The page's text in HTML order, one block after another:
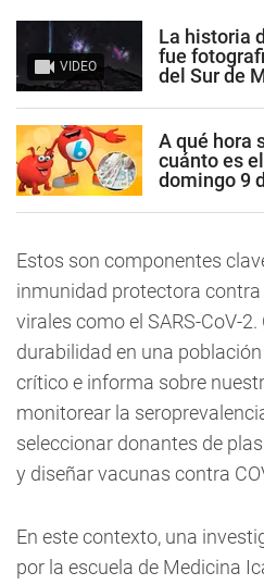
VIDEO
La historia
fue
del Sur de
A qué hora
cuánto es
domingo 9
Estos son componentes
inmunidad protectora
virales como el SARS-CoV-
durabilidad en una
crítico e informa sobre
monitorear la
seleccionar donantes de
y diseñar vacunas contra
En este contexto, una
por la escuela de Medicina